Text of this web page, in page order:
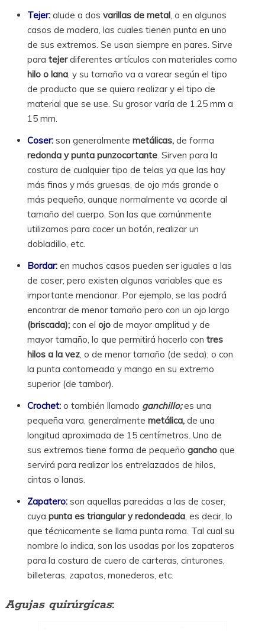
Tejer: alude a dosvarillas de metal, o en algunos
casos de madera, las cuales tienen punta en uno
de sus extremos. Se usan siempre en pares. Sirve
paratejerdiferentes artículos con materiales como
hilo o lana, y su tamaño va a varear según el tipo
de producto que se quiera realizar y el tipo de
material que se use. Su grosor varía de 1.25 mm a
15 mm.
Coser: son generalmentemetálicas, de forma
redonda y punta punzocortante. Sirven para la
costura de cualquier tipo de telas ya que las hay
más finas y más gruesas, de ojo más grande o
más pequeño, aunque normalmente va acorde al
tamaño del cuerpo. Son las que comúnmente
utilizamos para cocer un botón, realizar un
dobladillo, etc.
Bordar: en muchos casos pueden ser iguales a las
de coser, pero existen algunas variables que es
importante mencionar. Por ejemplo, se las podrá
encontrar de menor tamaño pero con un ojo largo
(briscada); con elojo de mayor amplitud y de
mayor tamaño, lo que permitirá hacerlo con tres
hilos a la vez, o de menor tamaño (de seda); o con
la punta contorneada y mango en su extremo
superior (de tambor).
Crochet: o también llamado ganchillo;es una
pequeña vara, generalmentemetálica, de una
longitud aproximada de 15 centímetros. Uno de
sus extremos tiene forma de pequeñogancho que
servirá para realizar los entrelazados de hilos,
cintas o lanas.
Zapatero: son aquellas parecidas a las de coser,
cuyapunta es triangular y redondeada, es decir, lo
que técnicamente se llama punta roma. Tal cual su
nombre lo indica, son las usadas por los zapateros
para la costura de cuero de carteras, cinturones,
billeteras, zapatos, monederos, etc.
Agujas quirúrgicas: